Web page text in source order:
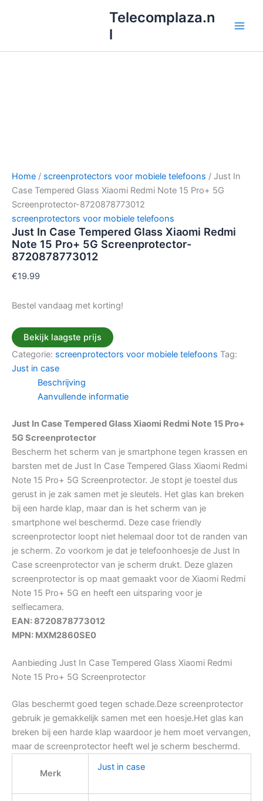
inhoud
Telecomplaza.n
l
Home / screenprotectors voor mobiele telefoons / Just In
Case Tempered Glass Xiaomi Redmi Note 15 Pro+ 5G
Screenprotector-8720878773012
screenprotectors voor mobiele telefoons
Just In Case Tempered Glass Xiaomi Redmi
Note 15 Pro+ 5G Screenprotector-
8720878773012
€19.99
Bestel vandaag met korting!
Bekijk laagste prijs
Categorie: screenprotectors voor mobiele telefoons Tag:
Just in case
Beschrijving
Aanvullende informatie
Just In Case Tempered Glass Xiaomi Redmi Note 15 Pro+
5G Screenprotector
Bescherm het scherm van je smartphone tegen krassen en
barsten met de Just In Case Tempered Glass Xiaomi Redmi
Note 15 Pro+ 5G Screenprotector. Je stopt je toestel dus
gerust in je zak samen met je sleutels. Het glas kan breken
bij een harde klap, maar dan is het scherm van je
smartphone wel beschermd. Deze case friendly
screenprotector loopt niet helemaal door tot de randen van
je scherm. Zo voorkom je dat je telefoonhoesje de Just In
Case screenprotector van je scherm drukt. Deze glazen
screenprotector is op maat gemaakt voor de Xiaomi Redmi
Note 15 Pro+ 5G en heeft een uitsparing voor je
selfiecamera.
EAN: 8720878773012
MPN: MXM2860SE0
Aanbieding Just In Case Tempered Glass Xiaomi Redmi
Note 15 Pro+ 5G Screenprotector
Glas beschermt goed tegen schade.Deze screenprotector
gebruik je gemakkelijk samen met een hoesje.Het glas kan
breken bij een harde klap waardoor je hem moet vervangen,
maar de screenprotector heeft wel je scherm beschermd.
Merk
Just in case